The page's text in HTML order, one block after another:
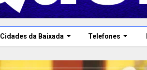
Cidades da Baixada Telefones